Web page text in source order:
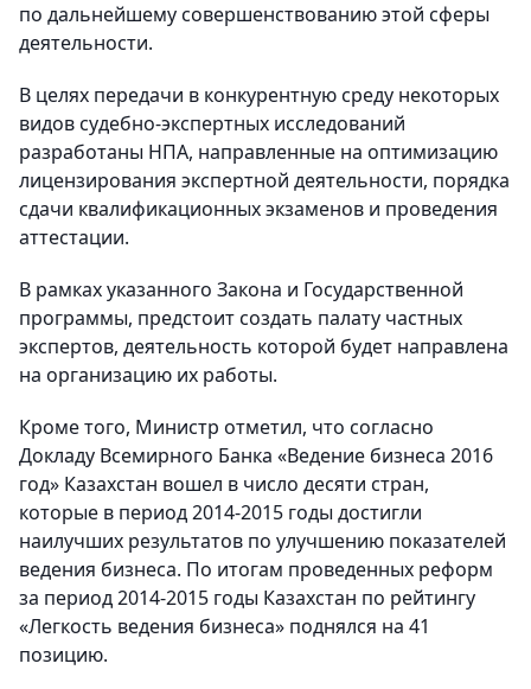
по дальнейшему совершенствованию этой сферы
деятельности.
В целях передачи в конкурентную среду некоторых
видов судебно-экспертных исследований
разработаны НПА, направленные на оптимизацию
лицензирования экспертной деятельности, порядка
сдачи квалификационных экзаменов и проведения
аттестации.
В рамках указанного Закона и Государственной
программы, предстоит создать палату частных
экспертов, деятельность которой будет направлена
на организацию их работы.
Кроме того, Министр отметил, что согласно
Докладу Всемирного Банка «Ведение бизнеса 2016
год» Казахстан вошел в число десяти стран,
которые в период 2014-2015 годы достигли
наилучших результатов по улучшению показателей
ведения бизнеса. По итогам проведенных реформ
за период 2014-2015 годы Казахстан по рейтингу
«Легкость ведения бизнеса» поднялся на 41
позицию.